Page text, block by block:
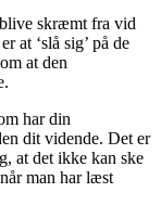
skræmt fra vid
at ‘slå sig’ på de
at den
har din
dit vidende. Det er
at det ikke kan ske
man har læst